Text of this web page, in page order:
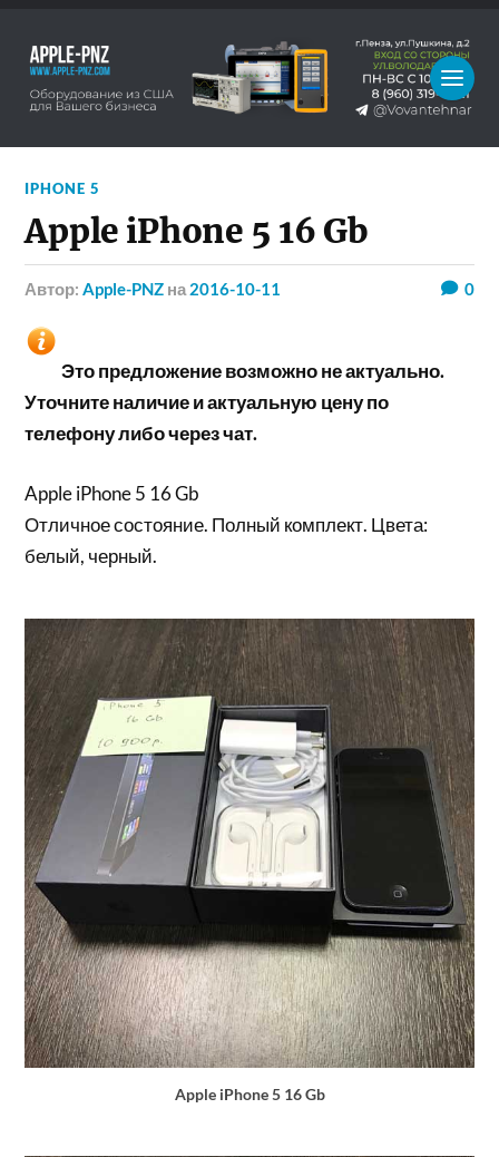
IPHONE 5
Apple iPhone 5 16 Gb
Автор:Apple-PNZ на 2016-10-11 0
Это предложение возможно не актуально.
Уточните наличие и актуальную цену по
телефону либо через чат.
Apple iPhone 5 16 Gb
Отличное состояние. Полный комплект. Цвета:
белый, черный.
Apple iPhone 5 16 Gb